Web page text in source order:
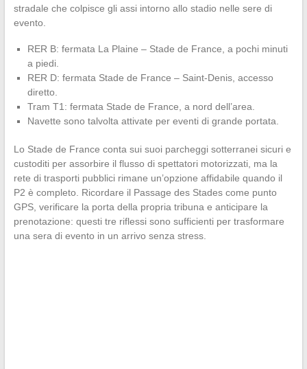
stradale che colpisce gli assi intorno allo stadio nelle sere di
evento.
RER B: fermata La Plaine – Stade de France, a pochi minuti
a piedi.
RER D: fermata Stade de France – Saint-Denis, accesso
diretto.
Tram T1: fermata Stade de France, a nord dell’area.
Navette sono talvolta attivate per eventi di grande portata.
Lo Stade de France conta sui suoi parcheggi sotterranei sicuri e
custoditi per assorbire il flusso di spettatori motorizzati, ma la
rete di trasporti pubblici rimane un’opzione affidabile quando il
P2 è completo. Ricordare il Passage des Stades come punto
GPS, verificare la porta della propria tribuna e anticipare la
prenotazione: questi tre riflessi sono sufficienti per trasformare
una sera di evento in un arrivo senza stress.